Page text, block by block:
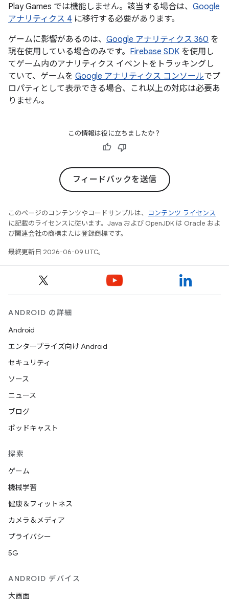
Play Games では機能しません。該当する場合は、 Google
アナリティクス 4 に移行する必要があります。
ゲームに影響があるのは、 Google アナリティクス 360 を
現在使用している場合のみです。 Firebase SDK を使用し
てゲーム内のアナリティクス イベントをトラッキングし
ていて、ゲームを Google アナリティクス コンソールでプ
ロパティとして表示できる場合、これ以上の対応は必要あ
りません。
この情報は役に立ちましたか？
フィードバックを送信
このページのコンテンツやコードサンプルは、
コンテンツ ライセンス
に記載のライセンスに従います。Java および OpenJDK は Oracle およ
び関連会社の商標または登録商標です。
最終更新日 2026-06-09 UTC。
ANDROID の詳細
Android
エンタープライズ向け Android
セキュリティ
ソース
ニュース
ブログ
ポッドキャスト
探索
ゲーム
機械学習
健康＆フィットネス
カメラ＆メディア
プライバシー
5G
ANDROID デバイス
大画面